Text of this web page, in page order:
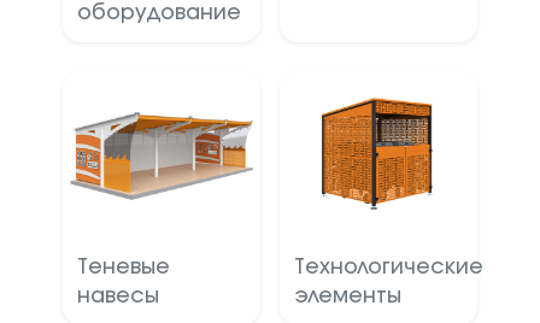
оборудование
Теневые
навесы
Технологические
элементы